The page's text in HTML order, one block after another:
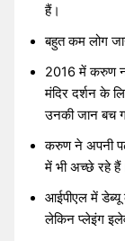
हैं।
बहुत कम लोग
2016 में करुण
मंदिर दर्शन के
उनकी जान बच
करुण ने अपनी
में भी अच्छे रहे
आईपीएल में डेब्यू
लेकिन प्लेइंग